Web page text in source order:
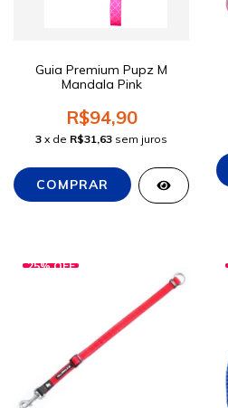
Guia Premium Pupz M
Mandala Pink
R$94,90
3 x de R$31,63 sem juros
25%OFF